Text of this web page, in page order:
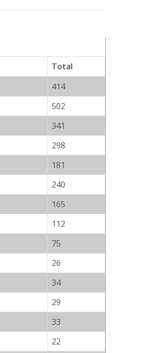
Total
414
502
341
298
181
240
165
112
75
26
34
29
33
22